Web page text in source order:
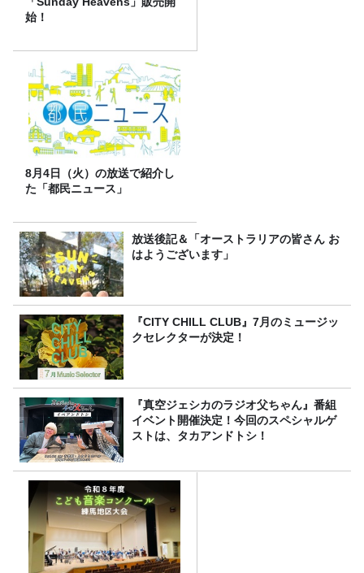
始！
8月4日（火）の放送で紹介し
た「都民ニュース」
放送後記＆「オーストラリアの皆さん お
はようございます」
『CITY CHILL CLUB』7月のミュージッ
クセレクターが決定！
『真空ジェシカのラジオ父ちゃん』番組
イベント開催決定！今回のスペシャルゲ
ストは、タカアンドトシ！